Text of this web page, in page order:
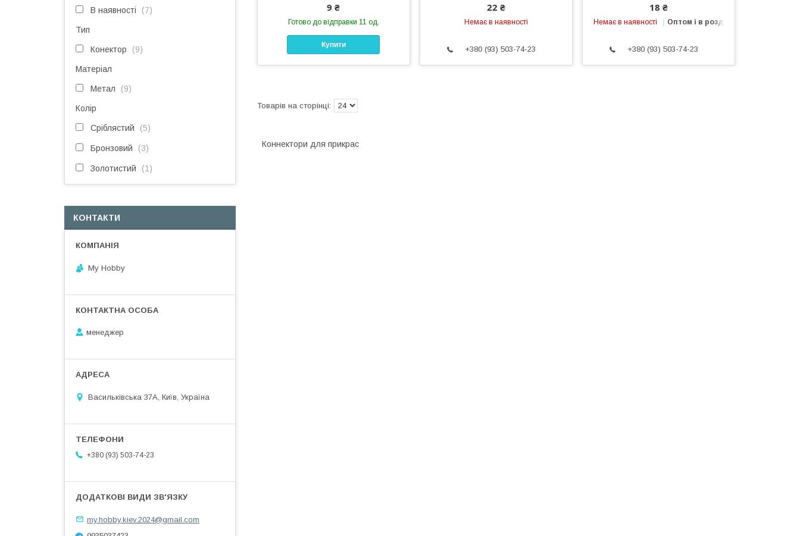
9 ₴
Готово до відправки 11 од.
Купити
22 ₴
Немає в наявності
+380 (93) 503-74-23
18 ₴
Немає в наявності Оптом і в роздріб
+380 (93) 503-74-23
Коннектори для прикрас
В наявності 7
Тип
Конектор 9
Матеріал
Метал 9
Колір
Сріблястий 5
Бронзовий 3
Золотистий 1
КОНТАКТИ
My Hobby
менеджер
Васильківська 37А, Київ, Україна
+380 (93) 503-74-23
my.hobby.kiev.2024@gmail.com